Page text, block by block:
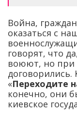
Война,
оказаться с
говорят, что
воюют, но при
«Переходите
конечно, они
киевское